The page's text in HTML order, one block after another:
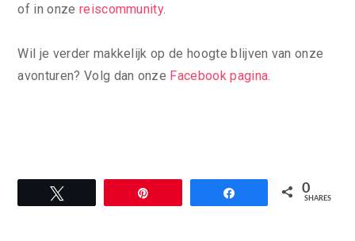
of in onze reiscommunity.
Wil je verder makkelijk op de hoogte blijven van onze
avonturen? Volg dan onze Facebook pagina
0
SHARES